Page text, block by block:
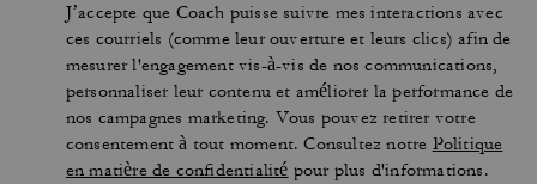
J’accepte que Coach puisse suivre mes interactions avec
ces courriels (comme leur ouverture et leurs clics) afin de
mesurer l'engagement vis-à-vis de nos communications,
personnaliser leur contenu et améliorer la performance de
nos campagnes marketing. Vous pouvez retirer votre
consentement à tout moment. Consultez notre Politique
en matière de confidentialité pour plus d'informations.